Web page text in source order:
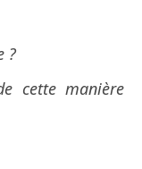
?
cette manière